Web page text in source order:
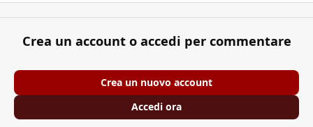
Crea un account o accedi per commentare
Crea un nuovo account
Accedi ora